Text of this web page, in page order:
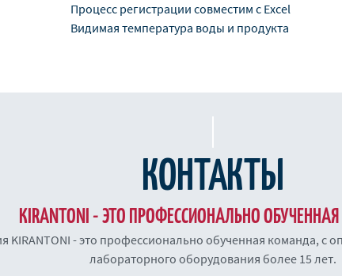
Процесс регистрации совместим с Excel
Видимая температура воды и продукта
КОНТАКТЫ
KIRANTONI - ЭТО ПРОФЕССИОНАЛЬНО
KIRANTONI - это профессионально обученная команда, с
лабораторного оборудования более 15 лет.